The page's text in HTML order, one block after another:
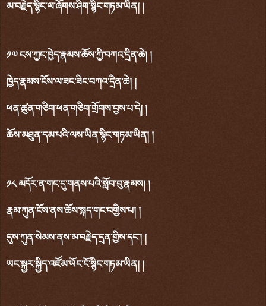
མ་བརྗེད་སྙིང་ལ་ཞོགས་ཤིག་སྙིང་གཏམ་ཡིན། །
༡༧ ངས་ཀྱང་ཁྱེད་རྣམས་ཆོས་ཀྱི་བཀའ་དྲིན་ཆེ། །
ཁྱེད་རྣམས་ངོས་ལ་ཟང་ཟིང་བཀའ་དྲིན་ཆེ། །
ཕན་ཚུན་གཅིག་ཕན་གཅིག་གྲོགས་བྱས་པ་དེ། །
ཆོས་མཐུན་དམ་པའི་ལས་ཡིན་སྙིང་གཏམ་ཡིན། །
༡༨ མདོར་ན་གང་དུ་གནས་པའི་སློབ་བུ་རྣམས། །
རྣམ་ཀུན་ངོས་ནས་ཆོས་སྐད་གང་བགྱིས་པ། །
དུས་ཀུན་སེམས་ནས་མ་བརྗེད་དྲན་གྱིས་དང་། །
ཡང་སྐྱར་སྐྱིད་འཛོམ་ཡོང་ངོ་སྙིང་གཏམ་ཡིན། །